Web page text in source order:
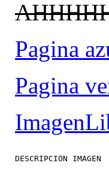
Pagina
Pagina